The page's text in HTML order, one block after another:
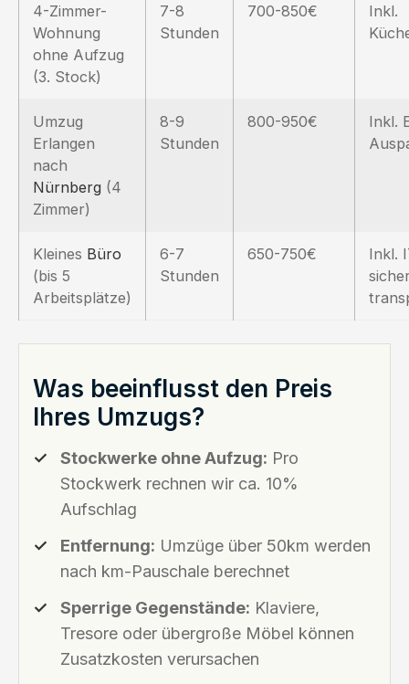
4-Zimmer-
Wohnung
ohne Aufzug
(3. Stock)
7-8
Stunden
700-850€
Inkl.
Umzug
Erlangen
nach
Nürnberg (4
Zimmer)
8-9
Stunden
800-950€
Inkl.
Kleines Büro
(bis 5
Arbeitsplätze)
6-7
Stunden
650-750€
Inkl.
Was beeinflusst den Preis
Ihres Umzugs?
Stockwerke ohne Aufzug: Pro
Stockwerk rechnen wir ca. 10%
Aufschlag
Entfernung: Umzüge über 50km werden
nach km-Pauschale berechnet
Sperrige Gegenstände: Klaviere,
Tresore oder übergroße Möbel können
Zusatzkosten verursachen